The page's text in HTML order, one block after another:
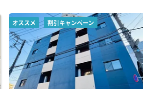
オススメ 割引キャンペーン